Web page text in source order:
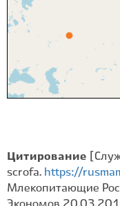
Цитирование
scrofa. https://
Млекопитающие